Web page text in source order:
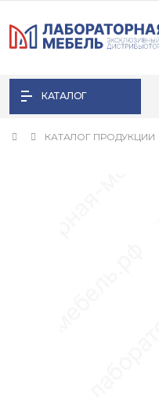
КАТАЛОГ
КАТАЛОГ ПРОДУКЦИИ